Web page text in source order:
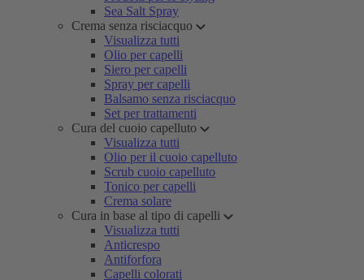
Sea Salt Spray
Crema senza risciacquo
Visualizza tutti
Olio per capelli
Siero per capelli
Spray per capelli
Balsamo senza risciacquo
Set per trattamenti
Cura del cuoio capelluto
Visualizza tutti
Olio per il cuoio capelluto
Scrub cuoio capelluto
Tonico per capelli
Crema solare
Cura in base al tipo di capelli
Visualizza tutti
Anticrespo
Antiforfora
Capelli colorati